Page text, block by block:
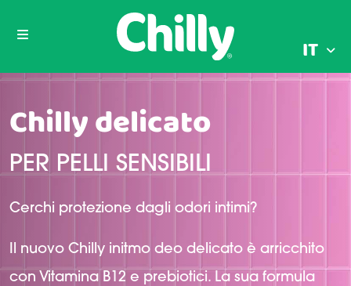
IT
Chilly delicato
PER PELLI SENSIBILI
Cerchi protezione dagli odori intimi?
Il nuovo Chilly initmo deo delicato è arricchito
con Vitamina B12 e prebiotici. La sua formula